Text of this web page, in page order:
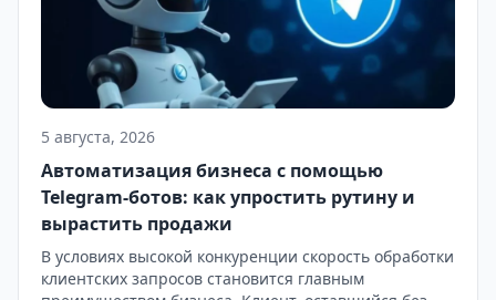
5 августа, 2026
Автоматизация бизнеса с помощью
Telegram-ботов: как упростить рутину и
вырастить продажи
В условиях высокой конкуренции скорость обработки
клиентских запросов становится главным